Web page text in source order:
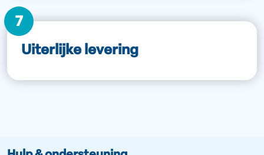
7
Uiterlijke levering